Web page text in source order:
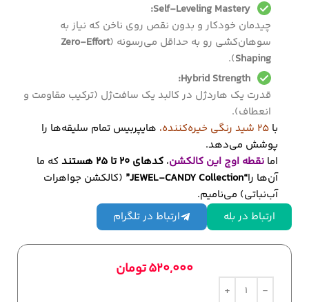
Self-Leveling Mastery:
چیدمان خودکار و بدون نقص روی ناخن که نیاز به
سوهان‌کشی رو به حداقل می‌رسونه (Zero-Effort
Shaping
).
Hybrid Strength:
قدرت یک هاردژل در کالبد یک سافت‌ژل (ترکیب مقاومت و
انعطاف).
با ۲۵ شید رنگی خیره‌کننده،
هایپربیس تمام سلیقه‌ها را
پوشش می‌دهد.
اما نقطه اوج این کالکشن، کدهای ۲۰ تا ۲۵ هستند
که ما
آن‌ها را“JEWEL-CANDY Collection”
(کالکشن جواهرات
آب‌نباتی) می‌نامیم.
ارتباط در بله
ارتباط در تلگرام
520,000تومان